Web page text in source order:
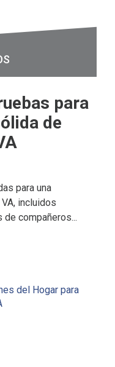
para
de
para una
incluidos
compañeros...